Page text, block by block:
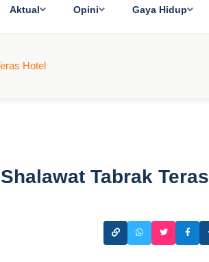
Aktual Opini Gaya Hidup
Hotel
Tabrak Teras